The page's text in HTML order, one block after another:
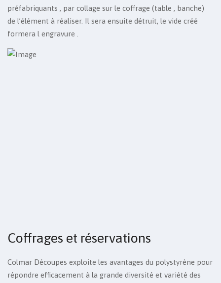
préfabriquants , par collage sur le coffrage (table , banche)
de l’élément à réaliser. Il sera ensuite détruit, le vide créé
formera l engravure .
Coffrages et réservations
Colmar Découpes exploite les avantages du polystyrène pour
répondre efficacement à la grande diversité et variété des